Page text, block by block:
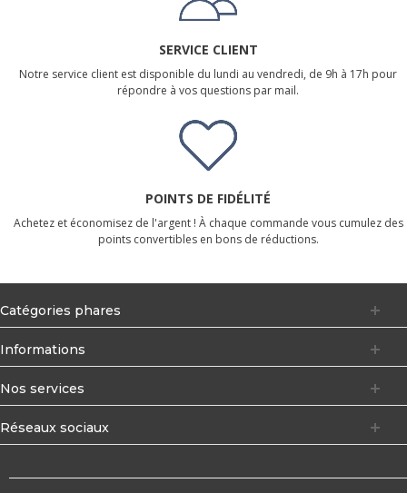
SERVICE CLIENT
Notre service client est disponible du lundi au vendredi, de 9h à 17h pour
répondre à vos questions par mail.
POINTS DE FIDÉLITÉ
Achetez et économisez de l'argent ! À chaque commande vous cumulez des
points convertibles en bons de réductions.
Catégories phares
Informations
Nos services
Réseaux sociaux